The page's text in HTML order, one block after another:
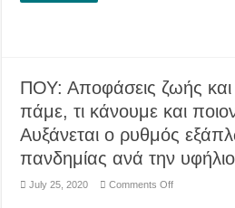
ΠΟΥ: Αποφάσεις ζωής
πάμε, τι κάνουμε και
Αυξάνεται ο ρυθμός
πανδημίας ανά την υφήλιο
July 25, 2020 Comments Offon